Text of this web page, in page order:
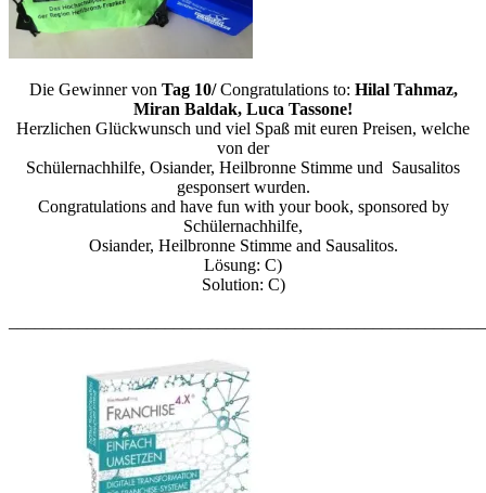
Die Gewinner von Tag 10/Congratulations to: Hilal Tahmaz,
Miran Baldak, Luca Tassone!
Herzlichen Glückwunsch und viel Spaß mit euren Preisen, welche
von der
Schülernachhilfe, Osiander, Heilbronne Stimme und Sausalitos
gesponsert wurden.
Congratulations and have fun with your book, sponsored by
Schülernachhilfe,
Osiander, Heilbronne Stimme and Sausalitos.
Lösung: C)
Solution: C)